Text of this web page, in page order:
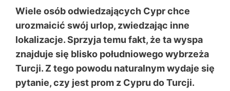
Wiele osób odwiedzających Cypr chce
urozmaicić swój urlop, zwiedzając inne
lokalizacje. Sprzyja temu fakt, że ta wyspa
znajduje się blisko południowego wybrzeża
Turcji. Z tego powodu naturalnym wydaje się
pytanie, czy jest prom z Cypru do Turcji.